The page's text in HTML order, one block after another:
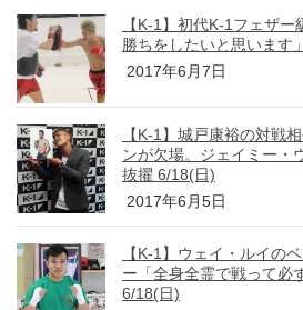
【K-1】初代K-1フェザ
勝ちをしたいと思います
2017年6月7日
【K-1】城戸康裕の対戦
ンが欠場。ジェイミー・
抜擢 6/18(日)
2017年6月5日
【K-1】ウェイ・ルイの
ー「全身全霊で戦って必
6/18(日)